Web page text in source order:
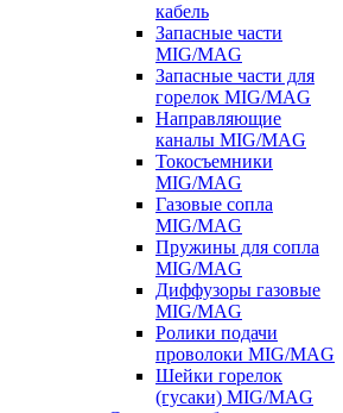
кабель
Запасные части
MIG/MAG
Запасные части для
горелок MIG/MAG
Направляющие
каналы MIG/MAG
Токосъемники
MIG/MAG
Газовые сопла
MIG/MAG
Пружины для сопла
MIG/MAG
Диффузоры газовые
MIG/MAG
Ролики подачи
проволоки MIG/MAG
Шейки горелок
(гусаки) MIG/MAG